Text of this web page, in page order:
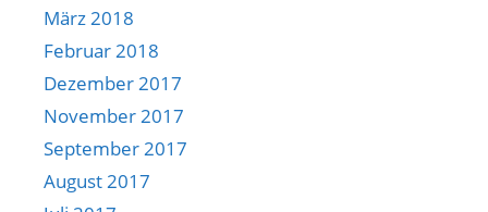
März 2018
Februar 2018
Dezember 2017
November 2017
September 2017
August 2017